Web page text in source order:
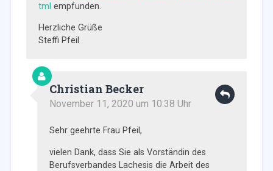
tml empfunden.
Herzliche Grüße
Steffi Pfeil
Christian Becker
November 11, 2020 um 10:38 Uhr
Sehr geehrte Frau Pfeil,
vielen Dank, dass Sie als Vorständin des
Berufsverbandes Lachesis die Arbeit des